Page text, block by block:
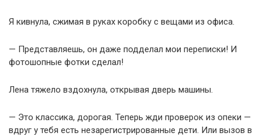
Я кивнула, сжимая в руках коробку с вещами из офиса.
— Представляешь, он даже подделал мои переписки! И
фотошопные фотки сделал!
Лена тяжело вздохнула, открывая дверь машины.
— Это классика, дорогая. Теперь жди проверок из опеки —
вдруг у тебя есть незарегистрированные дети. Или вызов в